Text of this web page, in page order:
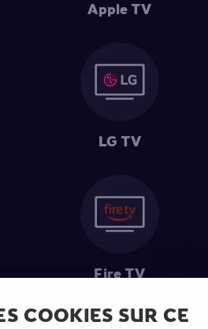
COOKIES SUR CE
Apple TV
LG TV
Fire TV